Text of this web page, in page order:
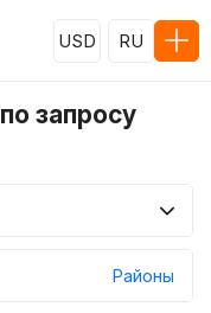
USD RU
запросу
Районы